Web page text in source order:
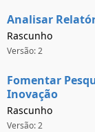
Analisar
Rascunho
Versão: 2
Fomentar
Inovação
Rascunho
Versão: 2